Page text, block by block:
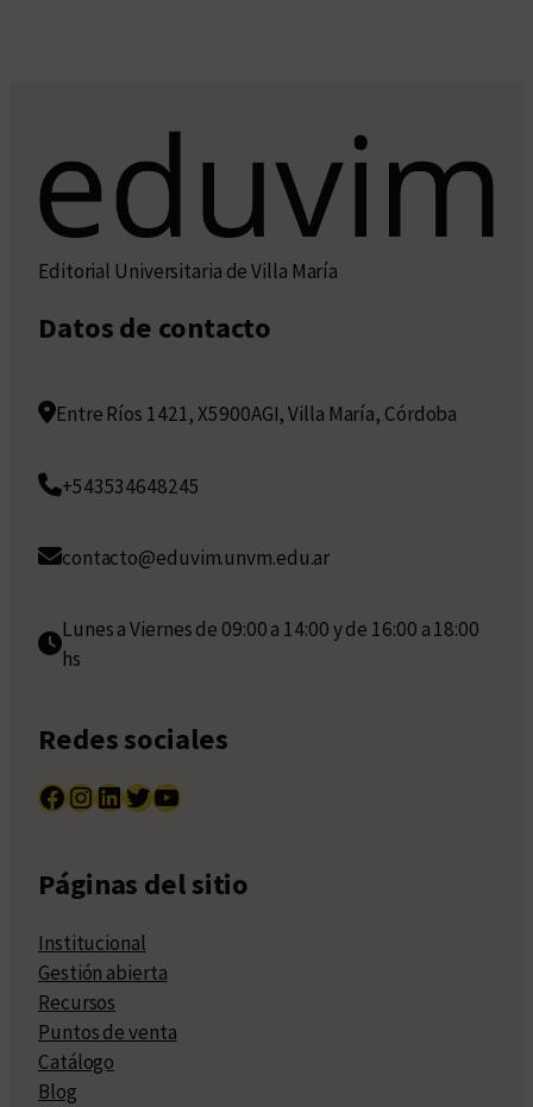
Editorial Universitaria de Villa María
Datos de contacto
Entre Ríos 1421, X5900AGI, Villa María, Córdoba
+543534648245
contacto@eduvim.unvm.edu.ar
Lunes a Viernes de 09:00 a 14:00 y de 16:00 a 18:00
hs
Redes sociales
Facebook InstagramLinkedIn Twitter YouTube
Páginas del sitio
Institucional
Gestión abierta
Recursos
Puntos de venta
Catálogo
Blog